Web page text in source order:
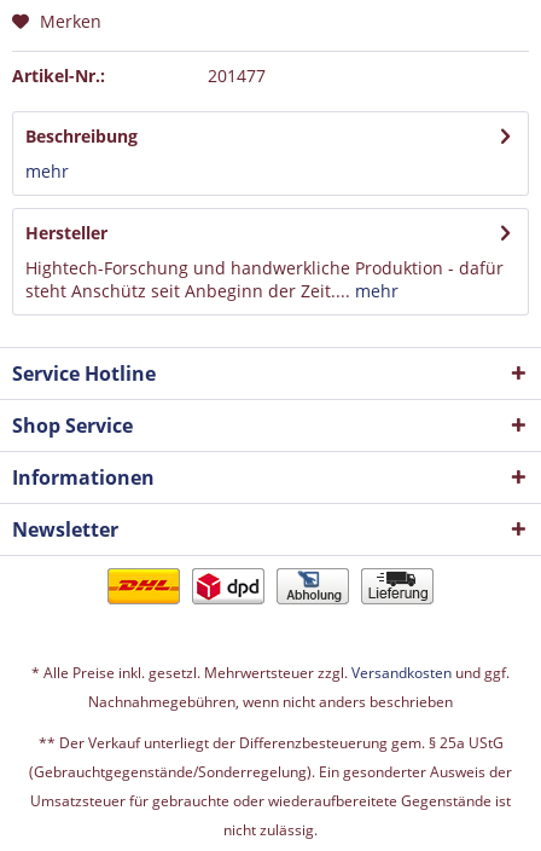
Merken
Artikel-Nr.: 201477
Beschreibung
mehr
Hersteller
Hightech-Forschung und handwerkliche Produktion - dafür
steht Anschütz seit Anbeginn der Zeit.... mehr
Service Hotline
Shop Service
Informationen
Newsletter
* Alle Preise inkl. gesetzl. Mehrwertsteuer zzgl.Versandkosten und ggf.
Nachnahmegebühren, wenn nicht anders beschrieben
** Der Verkauf unterliegt der Differenzbesteuerung gem. § 25a UStG
(Gebrauchtgegenstände/Sonderregelung). Ein gesonderter Ausweis der
Umsatzsteuer für gebrauchte oder wiederaufbereitete Gegenstände ist
nicht zulässig.